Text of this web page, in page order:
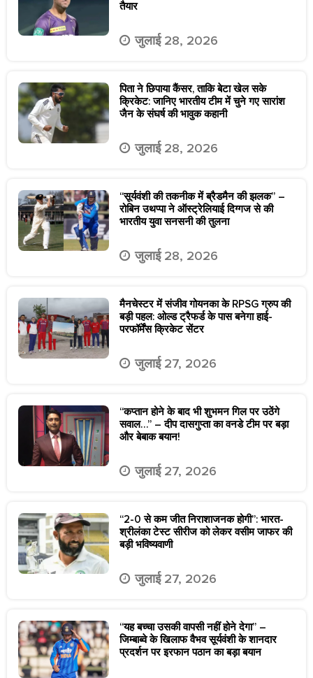
तैयार
जुलाई 28, 2026
पिता ने छिपाया कैंसर, ताकि बेटा खेल सके
क्रिकेट: जानिए भारतीय टीम में चुने गए सारांश
जैन के संघर्ष की भावुक कहानी
जुलाई 28, 2026
“सूर्यवंशी की तकनीक में ब्रैडमैन की झलक” –
रोबिन उथप्पा ने ऑस्ट्रेलियाई दिग्गज से की
भारतीय युवा सनसनी की तुलना
जुलाई 28, 2026
मैनचेस्टर में संजीव गोयनका के RPSG ग्रुप की
बड़ी पहल: ओल्ड ट्रैफर्ड के पास बनेगा हाई-
परफॉर्मेंस क्रिकेट सेंटर
जुलाई 27, 2026
“कप्तान होने के बाद भी शुभमन गिल पर उठेंगे
सवाल…” – दीप दासगुप्ता का वनडे टीम पर बड़ा
और बेबाक बयान!
जुलाई 27, 2026
“2-0 से कम जीत निराशाजनक होगी”: भारत-
श्रीलंका टेस्ट सीरीज को लेकर वसीम जाफर की
बड़ी भविष्यवाणी
जुलाई 27, 2026
“यह बच्चा उसकी वापसी नहीं होने देगा” –
जिम्बाब्वे के खिलाफ वैभव सूर्यवंशी के शानदार
प्रदर्शन पर इरफान पठान का बड़ा बयान